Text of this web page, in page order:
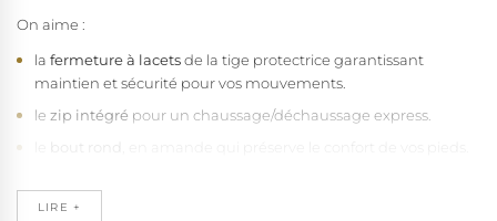
On aime :
la fermeture à lacetsde la tige protectrice garantissant
maintien et sécurité pour vos mouvements.
le zip intégré pour un chaussage/déchaussage express.
bout rond
, en amande qui préserve le confort de vos pieds.
shows et séances photos.
LIRE +